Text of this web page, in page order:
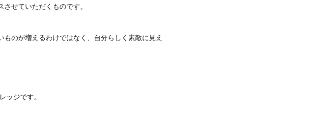
せていただくものです。
のが増えるわけではなく、自分らしく素敵に見え
ジです。